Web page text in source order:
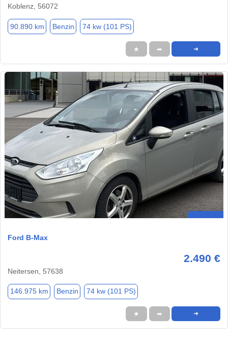
Koblenz, 56072
90.890 km Benzin 74 kw (101 PS)
★ ➦ ➜
Ford B-Max
2.490 €
Neitersen, 57638
146.975 km Benzin 74 kw (101 PS)
★ ➦ ➜